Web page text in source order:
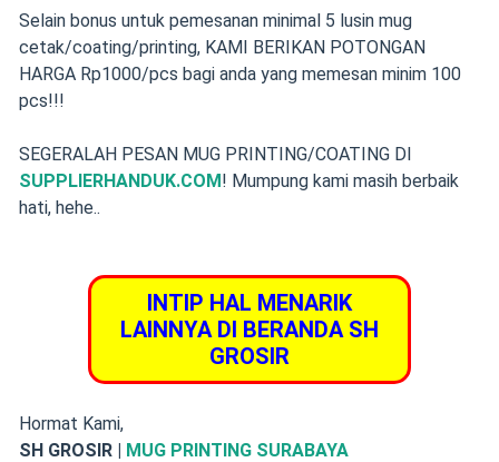
Selain bonus untuk pemesanan minimal 5 lusin mug
cetak/coating/printing, KAMI BERIKAN POTONGAN
HARGA Rp1000/pcs bagi anda yang memesan minim 100
pcs!!!
SEGERALAH PESAN MUG PRINTING/COATING DI
SUPPLIERHANDUK.COM! Mumpung kami masih berbaik
hati, hehe..
INTIP HAL MENARIK
LAINNYA DI BERANDA SH
GROSIR
Hormat Kami,
SH GROSIR | MUG PRINTING SURABAYA